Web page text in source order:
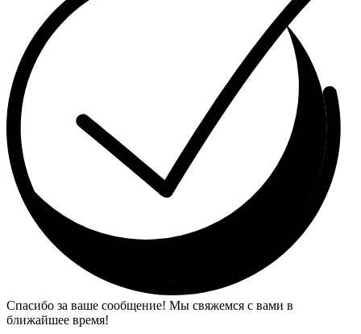
Спасибо за ваше сообщение! Мы свяжемся с вами в
ближайшее время!